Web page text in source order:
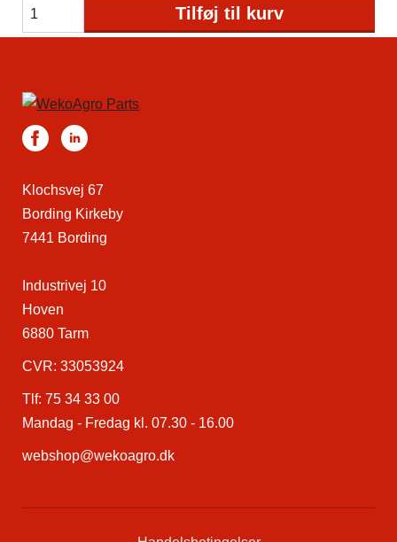
Tilføj til kurv
Klochsvej 67
Bording Kirkeby
7441 Bording
Industrivej 10
Hoven
6880 Tarm
CVR: 33053924
Tlf: 75 34 33 00
Mandag - Fredag kl. 07.30 - 16.00
webshop@wekoagro.dk